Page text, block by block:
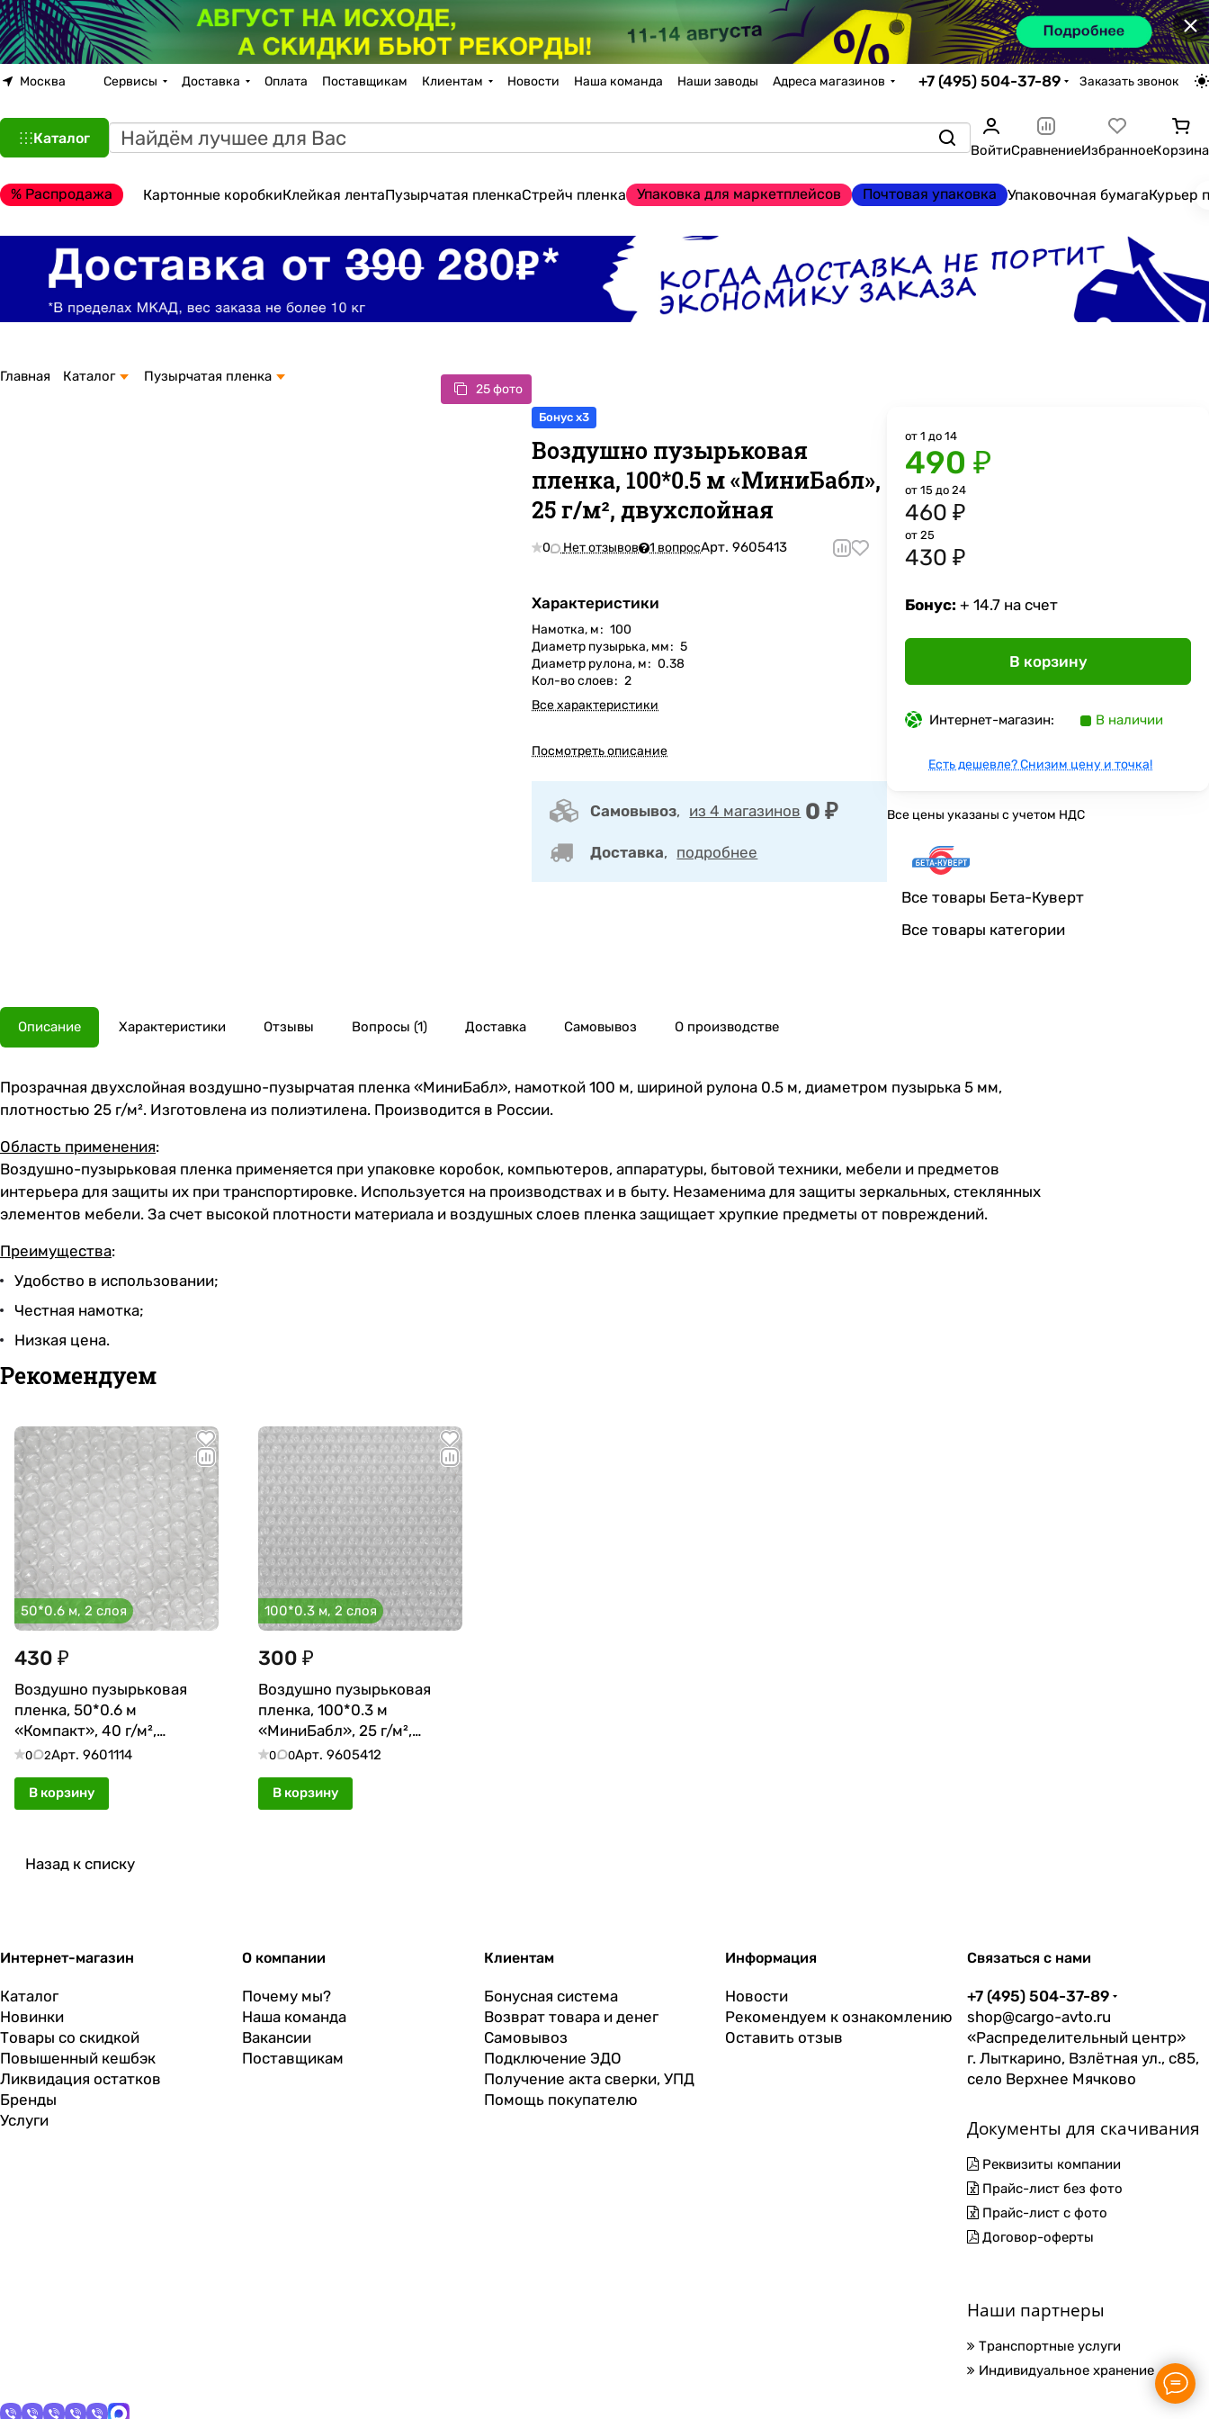
×
Москва Сервисы Доставка Оплата Поставщикам Клиентам Новости Наша команда Наши заводы Адреса магазинов +7 (495) 504-37-89 Заказать звонок
Каталог
ВойтиСравнениеИзбранноеКорзина
% Распродажа Картонные коробкиКлейкая лентаПузырчатая пленкаСтрейч пленка Упаковка для маркетплейсов Почтовая упаковка Упаковочная бумагаКурьер
Главная Каталог Пузырчатая пленка
25 фото
Бонус x3
Воздушно пузырьковая
пленка, 100*0.5 м «МиниБабл»,
25 г/м², двухслойная
0 Нет отзывов 1 вопросАрт.9605413
Характеристики
Намотка, м: 100
Диаметр пузырька, мм: 5
Диаметр рулона, м: 0.38
Кол-во слоев: 2
Все характеристики
Посмотреть описание
Самовывоз, из 4 магазинов 0 ₽
Доставка, подробнее
от 1 до 14
490 ₽
от 15 до 24
460 ₽
от 25
430 ₽
Бонус: + 14.7 на счет
В корзину
Интернет-магазин: В наличии
Есть дешевле? Снизим цену и точка!
Все цены указаны с учетом НДС
Все товары Бета-Куверт
Все товары категории
Описание Характеристики Отзывы Вопросы (1) Доставка Самовывоз О производстве
Прозрачная двухслойная воздушно-пузырчатая пленка «МиниБабл», намоткой 100 м, шириной рулона 0.5 м, диаметром пузырька 5 мм,
плотностью 25 г/м². Изготовлена из полиэтилена. Производится в России.
Область применения:
Воздушно-пузырьковая пленка применяется при упаковке коробок, компьютеров, аппаратуры, бытовой техники, мебели и предметов
интерьера для защиты их при транспортировке. Используется на производствах и в быту. Незаменима для защиты зеркальных, стеклянных
элементов мебели. За счет высокой плотности материала и воздушных слоев пленка защищает хрупкие предметы от повреждений.
Преимущества:
Удобство в использовании;
Честная намотка;
Низкая цена.
Рекомендуем
50*0.6 м, 2 слоя
430 ₽
Воздушно пузырьковая
пленка, 50*0.6 м
«Компакт», 40 г/м²,
двухслойная
0 2Арт. 9601114
В корзину
100*0.3 м, 2 слоя
300 ₽
Воздушно пузырьковая
пленка, 100*0.3 м
«МиниБабл», 25 г/м²,
двухслойная
0 0Арт.9605412
В корзину
Назад к списку
Интернет-магазин
Каталог
Новинки
Товары со скидкой
Повышенный кешбэк
Ликвидация остатков
Бренды
Услуги
О компании
Почему мы?
Наша команда
Вакансии
Поставщикам
Клиентам
Бонусная система
Возврат товара и денег
Самовывоз
Подключение ЭДО
Получение акта сверки, УПД
Помощь покупателю
Информация
Новости
Рекомендуем к ознакомлению
Оставить отзыв
Связаться с нами
+7 (495) 504-37-89
shop@cargo-avto.ru
«Распределительный центр»
г. Лыткарино, Взлётная ул., с85,
село Верхнее Мячково
Документы для скачивания
Реквизиты компании
Прайс-лист без фото
Прайс-лист с фото
Договор-оферты
Наши партнеры
Транспортные услуги
Индивидуальное хранение